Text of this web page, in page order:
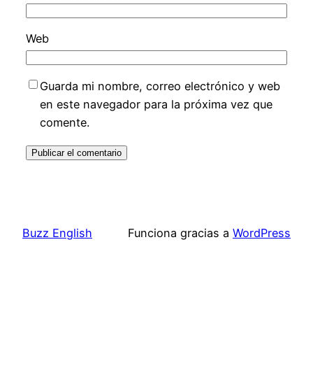
Web
Guarda mi nombre, correo electrónico y web
en este navegador para la próxima vez que
comente.
Buzz English Funciona gracias a WordPress